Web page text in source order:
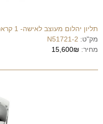
תליון יהלום מעוצב לאישה- 1 קראט מרכזית
מק"ט: N51721-2
מחיר: 15,600₪